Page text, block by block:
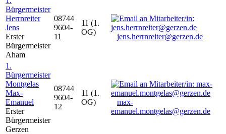
Bürgermeister
Herrnreiter
Jens
Erster
Bürgermeister
Aham
08744
9604-
11
11 (1.
OG)
jens.herrnreiter@gerzen.de
1.
Bürgermeister
Montgelas
Max-
Emanuel
Erster
Bürgermeister
Gerzen
08744
9604-
12
11 (1.
OG)
max-
emanuel.montgelas@gerzen.de